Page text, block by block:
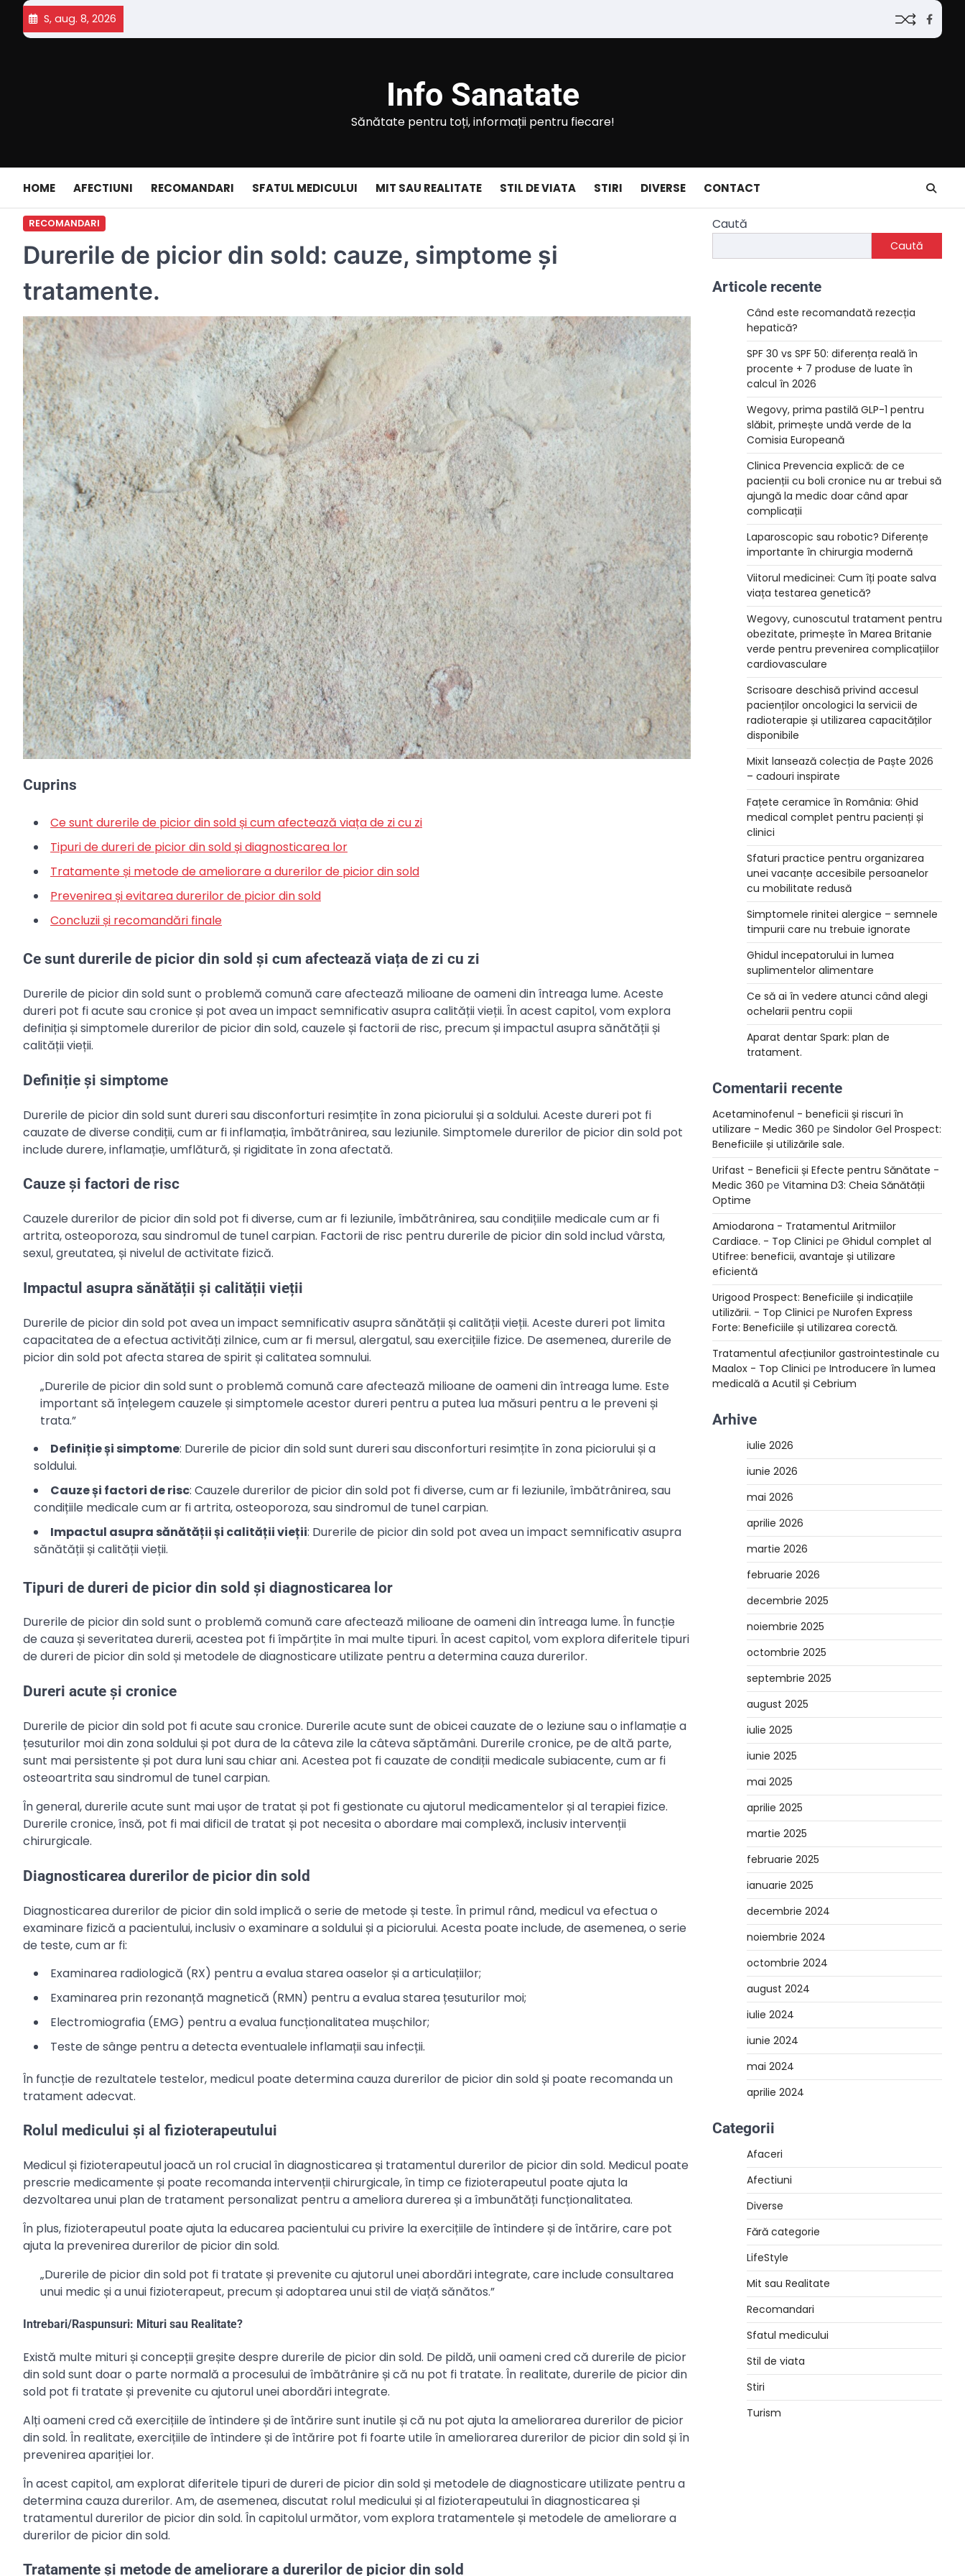
content
S, aug. 8, 2026
Info Sanatate
Sănătate pentru toți, informații pentru fiecare!
HOME AFECTIUNI RECOMANDARI SFATUL MEDICULUI MIT SAU REALITATE STIL DE VIATA STIRI DIVERSE CONTACT
RECOMANDARI
Durerile de picior din sold: cauze, simptome și
tratamente.
Cuprins
Ce sunt durerile de picior din sold și cum afectează viața de zi cu zi
Tipuri de dureri de picior din sold și diagnosticarea lor
Tratamente și metode de ameliorare a durerilor de picior din sold
Prevenirea și evitarea durerilor de picior din sold
Concluzii și recomandări finale
Ce sunt durerile de picior din sold și cum afectează viața de zi cu zi
Durerile de picior din sold sunt o problemă comună care afectează milioane de oameni din întreaga lume. Aceste
dureri pot fi acute sau cronice și pot avea un impact semnificativ asupra calității vieții. În acest capitol, vom explora
definiția și simptomele durerilor de picior din sold, cauzele și factorii de risc, precum și impactul asupra sănătății și
calității vieții.
Definiție și simptome
Durerile de picior din sold sunt dureri sau disconforturi resimțite în zona piciorului și a soldului. Aceste dureri pot fi
cauzate de diverse condiții, cum ar fi inflamația, îmbătrânirea, sau leziunile. Simptomele durerilor de picior din sold pot
include durere, inflamație, umflătură, și rigiditate în zona afectată.
Cauze și factori de risc
Cauzele durerilor de picior din sold pot fi diverse, cum ar fi leziunile, îmbătrânirea, sau condițiile medicale cum ar fi
artrita, osteoporoza, sau sindromul de tunel carpian. Factorii de risc pentru durerile de picior din sold includ vârsta,
sexul, greutatea, și nivelul de activitate fizică.
Impactul asupra sănătății și calității vieții
Durerile de picior din sold pot avea un impact semnificativ asupra sănătății și calității vieții. Aceste dureri pot limita
capacitatea de a efectua activități zilnice, cum ar fi mersul, alergatul, sau exercițiile fizice. De asemenea, durerile de
picior din sold pot afecta starea de spirit și calitatea somnului.
„Durerile de picior din sold sunt o problemă comună care afectează milioane de oameni din întreaga lume. Este
important să înțelegem cauzele și simptomele acestor dureri pentru a putea lua măsuri pentru a le preveni și
trata.”
Definiție și simptome: Durerile de picior din sold sunt dureri sau disconforturi resimțite în zona piciorului și a
soldului.
Cauze și factori de risc: Cauzele durerilor de picior din sold pot fi diverse, cum ar fi leziunile, îmbătrânirea, sau
condițiile medicale cum ar fi artrita, osteoporoza, sau sindromul de tunel carpian.
Impactul asupra sănătății și calității vieții: Durerile de picior din sold pot avea un impact semnificativ asupra
sănătății și calității vieții.
Tipuri de dureri de picior din sold și diagnosticarea lor
Durerile de picior din sold sunt o problemă comună care afectează milioane de oameni din întreaga lume. În funcție
de cauza și severitatea durerii, acestea pot fi împărțite în mai multe tipuri. În acest capitol, vom explora diferitele tipuri
de dureri de picior din sold și metodele de diagnosticare utilizate pentru a determina cauza durerilor.
Dureri acute și cronice
Durerile de picior din sold pot fi acute sau cronice. Durerile acute sunt de obicei cauzate de o leziune sau o inflamație a
țesuturilor moi din zona soldului și pot dura de la câteva zile la câteva săptămâni. Durerile cronice, pe de altă parte,
sunt mai persistente și pot dura luni sau chiar ani. Acestea pot fi cauzate de condiții medicale subiacente, cum ar fi
osteoartrita sau sindromul de tunel carpian.
În general, durerile acute sunt mai ușor de tratat și pot fi gestionate cu ajutorul medicamentelor și al terapiei fizice.
Durerile cronice, însă, pot fi mai dificil de tratat și pot necesita o abordare mai complexă, inclusiv intervenții
chirurgicale.
Diagnosticarea durerilor de picior din sold
Diagnosticarea durerilor de picior din sold implică o serie de metode și teste. În primul rând, medicul va efectua o
examinare fizică a pacientului, inclusiv o examinare a soldului și a piciorului. Acesta poate include, de asemenea, o serie
de teste, cum ar fi:
Examinarea radiologică (RX) pentru a evalua starea oaselor și a articulațiilor;
Examinarea prin rezonanță magnetică (RMN) pentru a evalua starea țesuturilor moi;
Electromiografia (EMG) pentru a evalua funcționalitatea mușchilor;
Teste de sânge pentru a detecta eventualele inflamații sau infecții.
În funcție de rezultatele testelor, medicul poate determina cauza durerilor de picior din sold și poate recomanda un
tratament adecvat.
Rolul medicului și al fizioterapeutului
Medicul și fizioterapeutul joacă un rol crucial în diagnosticarea și tratamentul durerilor de picior din sold. Medicul poate
prescrie medicamente și poate recomanda intervenții chirurgicale, în timp ce fizioterapeutul poate ajuta la
dezvoltarea unui plan de tratament personalizat pentru a ameliora durerea și a îmbunătăți funcționalitatea.
În plus, fizioterapeutul poate ajuta la educarea pacientului cu privire la exercițiile de întindere și de întărire, care pot
ajuta la prevenirea durerilor de picior din sold.
„Durerile de picior din sold pot fi tratate și prevenite cu ajutorul unei abordări integrate, care include consultarea
unui medic și a unui fizioterapeut, precum și adoptarea unui stil de viață sănătos.”
Intrebari/Raspunsuri: Mituri sau Realitate?
Există multe mituri și concepții greșite despre durerile de picior din sold. De pildă, unii oameni cred că durerile de picior
din sold sunt doar o parte normală a procesului de îmbătrânire și că nu pot fi tratate. În realitate, durerile de picior din
sold pot fi tratate și prevenite cu ajutorul unei abordări integrate.
Alți oameni cred că exercițiile de întindere și de întărire sunt inutile și că nu pot ajuta la ameliorarea durerilor de picior
din sold. În realitate, exercițiile de întindere și de întărire pot fi foarte utile în ameliorarea durerilor de picior din sold și în
prevenirea apariției lor.
În acest capitol, am explorat diferitele tipuri de dureri de picior din sold și metodele de diagnosticare utilizate pentru a
determina cauza durerilor. Am, de asemenea, discutat rolul medicului și al fizioterapeutului în diagnosticarea și
tratamentul durerilor de picior din sold. În capitolul următor, vom explora tratamentele și metodele de ameliorare a
durerilor de picior din sold.
Tratamente și metode de ameliorare a durerilor de picior din sold
Caută
Caută
Articole recente
Când este recomandată rezecția
hepatică?
SPF 30 vs SPF 50: diferența reală în
procente + 7 produse de luate în
calcul în 2026
Wegovy, prima pastilă GLP-1 pentru
slăbit, primește undă verde de la
Comisia Europeană
Clinica Prevencia explică: de ce
pacienții cu boli cronice nu ar trebui să
ajungă la medic doar când apar
complicații
Laparoscopic sau robotic? Diferențe
importante în chirurgia modernă
Viitorul medicinei: Cum îți poate salva
viața testarea genetică?
Wegovy, cunoscutul tratament pentru
obezitate, primește în Marea Britanie
verde pentru prevenirea complicațiilor
cardiovasculare
Scrisoare deschisă privind accesul
pacienților oncologici la servicii de
radioterapie și utilizarea capacităților
disponibile
Mixit lansează colecția de Paște 2026
– cadouri inspirate
Fațete ceramice în România: Ghid
medical complet pentru pacienți și
clinici
Sfaturi practice pentru organizarea
unei vacanțe accesibile persoanelor
cu mobilitate redusă
Simptomele rinitei alergice – semnele
timpurii care nu trebuie ignorate
Ghidul incepatorului in lumea
suplimentelor alimentare
Ce să ai în vedere atunci când alegi
ochelarii pentru copii
Aparat dentar Spark: plan de
tratament.
Comentarii recente
Acetaminofenul - beneficii și riscuri în
utilizare - Medic 360 pe Sindolor Gel Prospect:
Beneficiile și utilizările sale.
Urifast - Beneficii și Efecte pentru Sănătate -
Medic 360 pe Vitamina D3: Cheia Sănătății
Optime
Amiodarona - Tratamentul Aritmiilor
Cardiace. - Top Clinici pe Ghidul complet al
Utifree: beneficii, avantaje și utilizare
eficientă
Urigood Prospect: Beneficiile și indicațiile
utilizării. - Top Clinici pe Nurofen Express
Forte: Beneficiile și utilizarea corectă.
Tratamentul afecțiunilor gastrointestinale cu
Maalox - Top Clinici pe Introducere în lumea
medicală a Acutil și Cebrium
Arhive
iulie 2026
iunie 2026
mai 2026
aprilie 2026
martie 2026
februarie 2026
decembrie 2025
noiembrie 2025
octombrie 2025
septembrie 2025
august 2025
iulie 2025
iunie 2025
mai 2025
aprilie 2025
martie 2025
februarie 2025
ianuarie 2025
decembrie 2024
noiembrie 2024
octombrie 2024
august 2024
iulie 2024
iunie 2024
mai 2024
aprilie 2024
Categorii
Afaceri
Afectiuni
Diverse
Fără categorie
LifeStyle
Mit sau Realitate
Recomandari
Sfatul medicului
Stil de viata
Stiri
Turism